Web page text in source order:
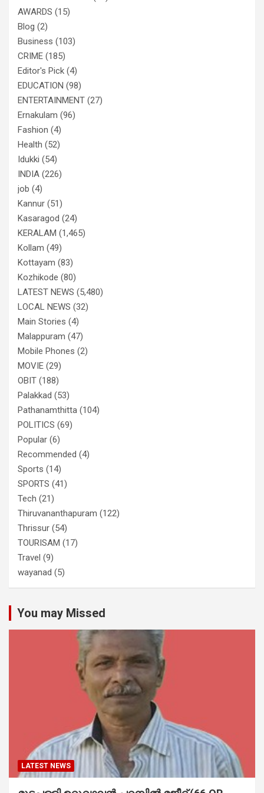
AWARDS (15)
Blog (2)
Business (103)
CRIME (185)
Editor's Pick (4)
EDUCATION (98)
ENTERTAINMENT (27)
Ernakulam (96)
Fashion (4)
Health (52)
Idukki (54)
INDIA (226)
job (4)
Kannur (51)
Kasaragod (24)
KERALAM (1,465)
Kollam (49)
Kottayam (83)
Kozhikode (80)
LATEST NEWS (5,480)
LOCAL NEWS (32)
Main Stories (4)
Malappuram (47)
Mobile Phones (2)
MOVIE (29)
OBIT (188)
Palakkad (53)
Pathanamthitta (104)
POLITICS (69)
Popular (6)
Recommended (4)
Sports (14)
SPORTS (41)
Tech (21)
Thiruvananthapuram (122)
Thrissur (54)
TOURISAM (17)
Travel (9)
wayanad (5)
You may Missed
LATEST NEWS